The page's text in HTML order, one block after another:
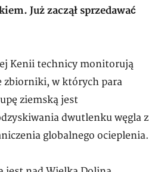
Już zaczął sprzedawać
Kenii technicy monitorują
zbiorniki, w których para
ziemską jest
dwutlenku węgla z
globalnego ocieplenia.